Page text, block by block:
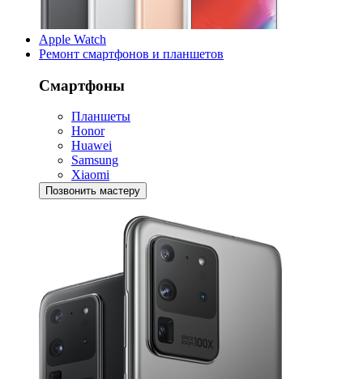
Apple Watch
Ремонт смартфонов и планшетов
Смартфоны
Планшеты
Honor
Huawei
Samsung
Xiaomi
Позвонить мастеру